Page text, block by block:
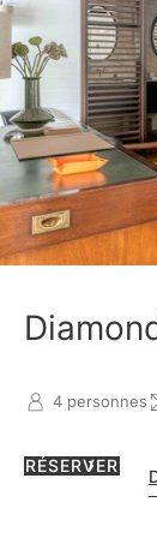
4 personnes
RÉSERVER